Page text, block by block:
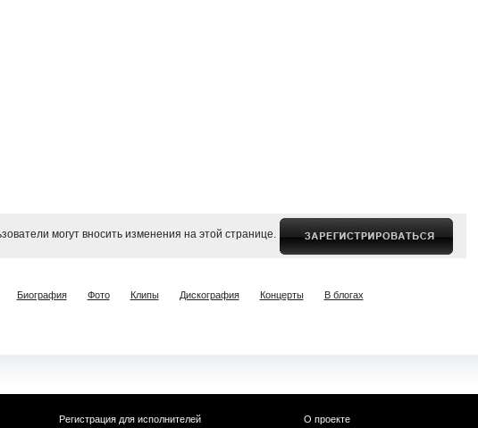
могут вносить изменения на этой странице.
Биография Фото Клипы Дискография Концерты В блогах
Регистрация для исполнителей
О проекте